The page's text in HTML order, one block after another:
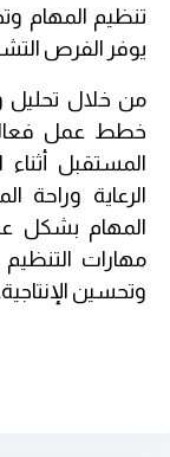
تنظيم المهام
يوفر الفرص
من خلال
خطط عمل
المستقبل
الرعاية وراحة
المهام بشكل
مهارات التنظيم
وتحسين الإنتاجية.